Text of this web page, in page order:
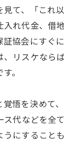
て、「これ
れ代金、借
協会にすぐ
リスケなら
。
悟を決めて
代などを全
にすることも